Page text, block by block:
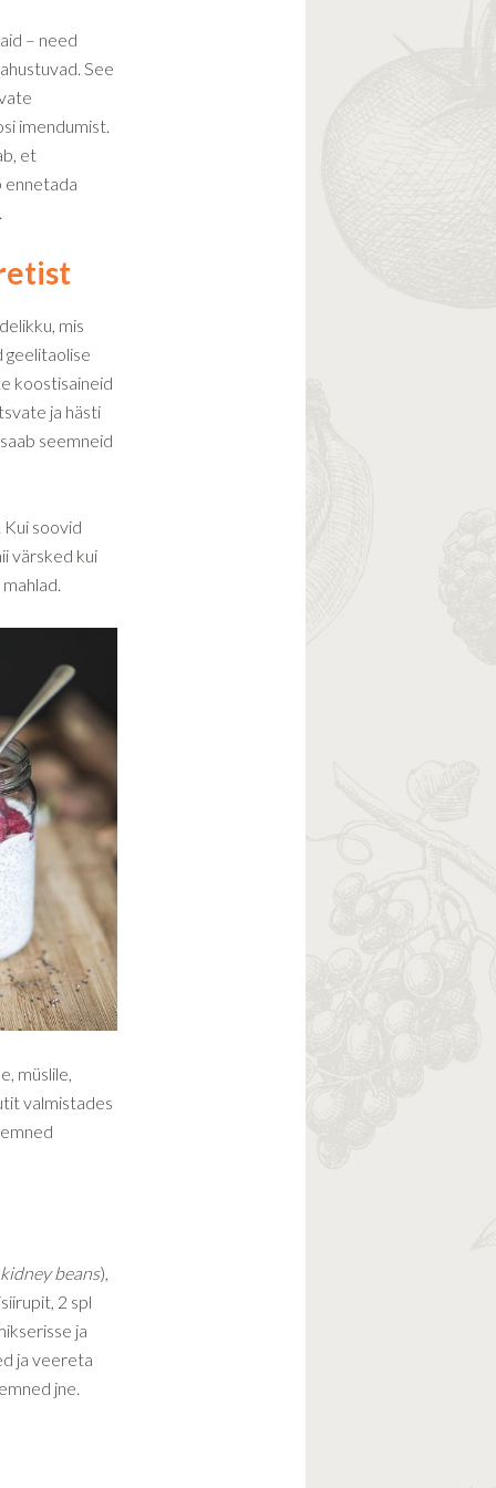
– need
See
imendumist.
et
ennetada
mis
geelitaolise
koostisaineid
ja hästi
seemneid
soovid
värsked kui
müslile,
valmistades
kidney beans),
2 spl
ja
ja veereta
jne.